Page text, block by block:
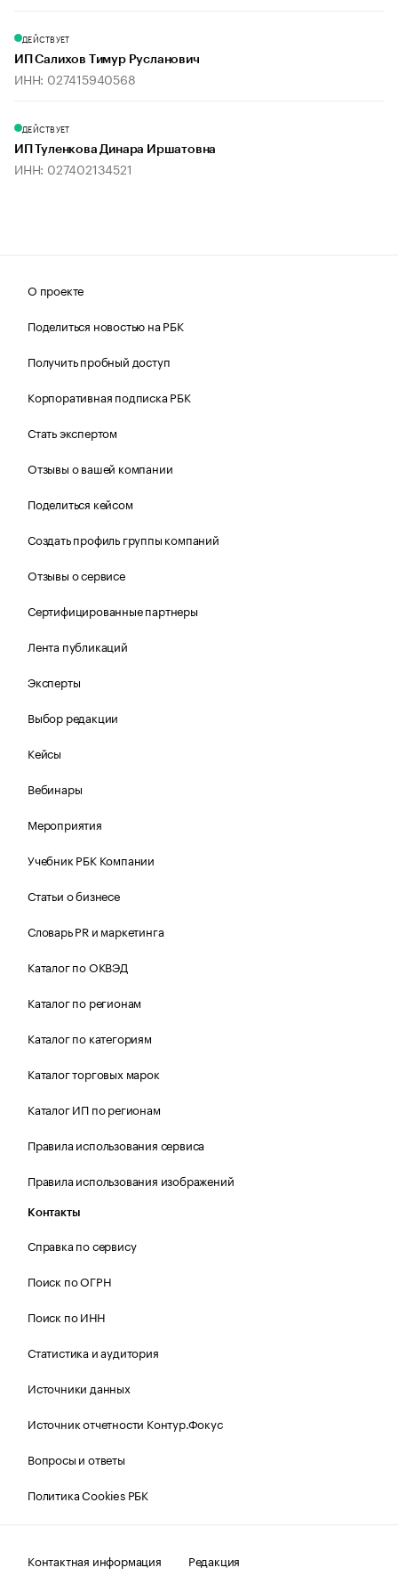
ДЕЙСТВУЕТ
ИП Салихов Тимур Русланович
ИНН: 027415940568
ДЕЙСТВУЕТ
ИП Туленкова Динара Иршатовна
ИНН: 027402134521
О проекте
Поделиться новостью на РБК
Получить пробный доступ
Корпоративная подписка РБК
Стать экспертом
Отзывы о вашей компании
Поделиться кейсом
Создать профиль группы компаний
Отзывы о сервисе
Сертифицированные партнеры
Лента публикаций
Эксперты
Выбор редакции
Кейсы
Вебинары
Мероприятия
Учебник РБК Компании
Статьи о бизнесе
Словарь PR и маркетинга
Каталог по ОКВЭД
Каталог по регионам
Каталог по категориям
Каталог торговых марок
Каталог ИП по регионам
Правила использования сервиса
Правила использования изображений
Контакты
Справка по сервису
Поиск по ОГРН
Поиск по ИНН
Статистика и аудитория
Источники данных
Источник отчетности Контур.Фокус
Вопросы и ответы
Политика Cookies РБК
Контактная информация
Редакция